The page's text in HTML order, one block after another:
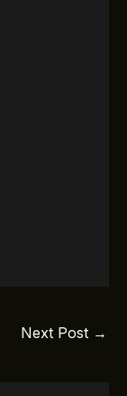
Next Post →